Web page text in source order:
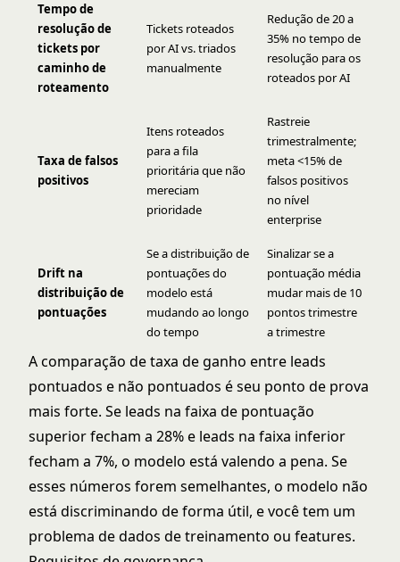
Tempo de
resolução de
tickets por
caminho de
roteamento
Tickets roteados
por AI vs. triados
manualmente
Redução de 20 a
35% no tempo de
resolução para os
roteados por AI
Taxa de falsos
positivos
Itens roteados
para a fila
prioritária que não
mereciam
prioridade
Rastreie
trimestralmente;
meta <15% de
falsos positivos
no nível
enterprise
Drift na
distribuição de
pontuações
Se a distribuição de
pontuações do
modelo está
mudando ao longo
do tempo
Sinalizar se a
pontuação média
mudar mais de 10
pontos trimestre
a trimestre
A comparação de taxa de ganho entre leads
pontuados e não pontuados é seu ponto de prova
mais forte. Se leads na faixa de pontuação
superior fecham a 28% e leads na faixa inferior
fecham a 7%, o modelo está valendo a pena. Se
esses números forem semelhantes, o modelo não
está discriminando de forma útil, e você tem um
problema de dados de treinamento ou features.